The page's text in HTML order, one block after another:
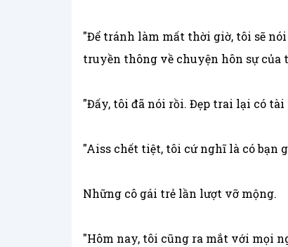
"Để tránh làm mất thời giờ, tôi sẽ
truyền thông về chuyện hôn sự của
"Đấy, tôi đã nói rồi. Đẹp trai lại có
"Aiss chết tiệt, tôi cứ nghĩ là có bạn
Những cô gái trẻ lần lượt vỡ mộng.
"Hôm nay, tôi cũng ra mắt với mọi